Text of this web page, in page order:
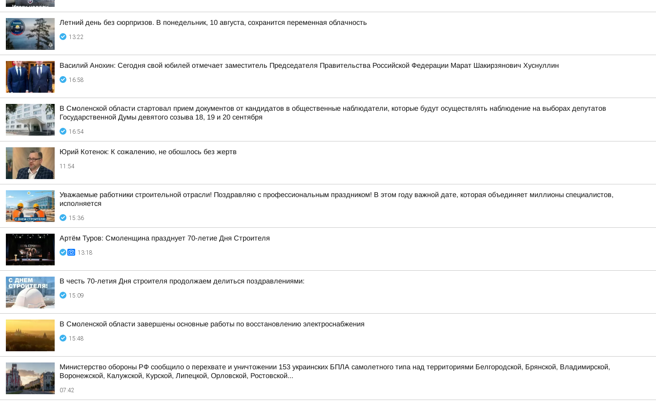
Летний день без сюрпризов. В понедельник, 10 августа, сохранится переменная облачность
13:22
Василий Анохин: Сегодня свой юбилей отмечает заместитель Председателя Правительства Российской Федерации Марат Шакирзянович Хуснуллин
16:58
В Смоленской области стартовал прием документов от кандидатов в общественные наблюдатели, которые будут осуществлять наблюдение на выборах депутатов
Государственной Думы девятого созыва 18, 19 и 20 сентября
16:54
Юрий Котенок: К сожалению, не обошлось без жертв
11:54
Уважаемые работники строительной отрасли! Поздравляю с профессиональным праздником! В этом году важной дате, которая объединяет миллионы специалистов,
исполняется
15:36
Артём Туров: Смоленщина празднует 70-летие Дня Строителя
13:18
В честь 70-летия Дня строителя продолжаем делиться поздравлениями:
15:09
В Смоленской области завершены основные работы по восстановлению электроснабжения
15:48
Министерство обороны РФ сообщило о перехвате и уничтожении 153 украинских БПЛА самолетного типа над территориями Белгородской, Брянской, Владимирской,
Воронежской, Калужской, Курской, Липецкой, Орловской, Ростовской...
07:42